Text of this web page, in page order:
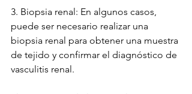
3. Biopsia renal: En algunos casos,
puede ser necesario realizar una
biopsia renal para obtener una muestra
de tejido y confirmar el diagnóstico de
vasculitis renal.